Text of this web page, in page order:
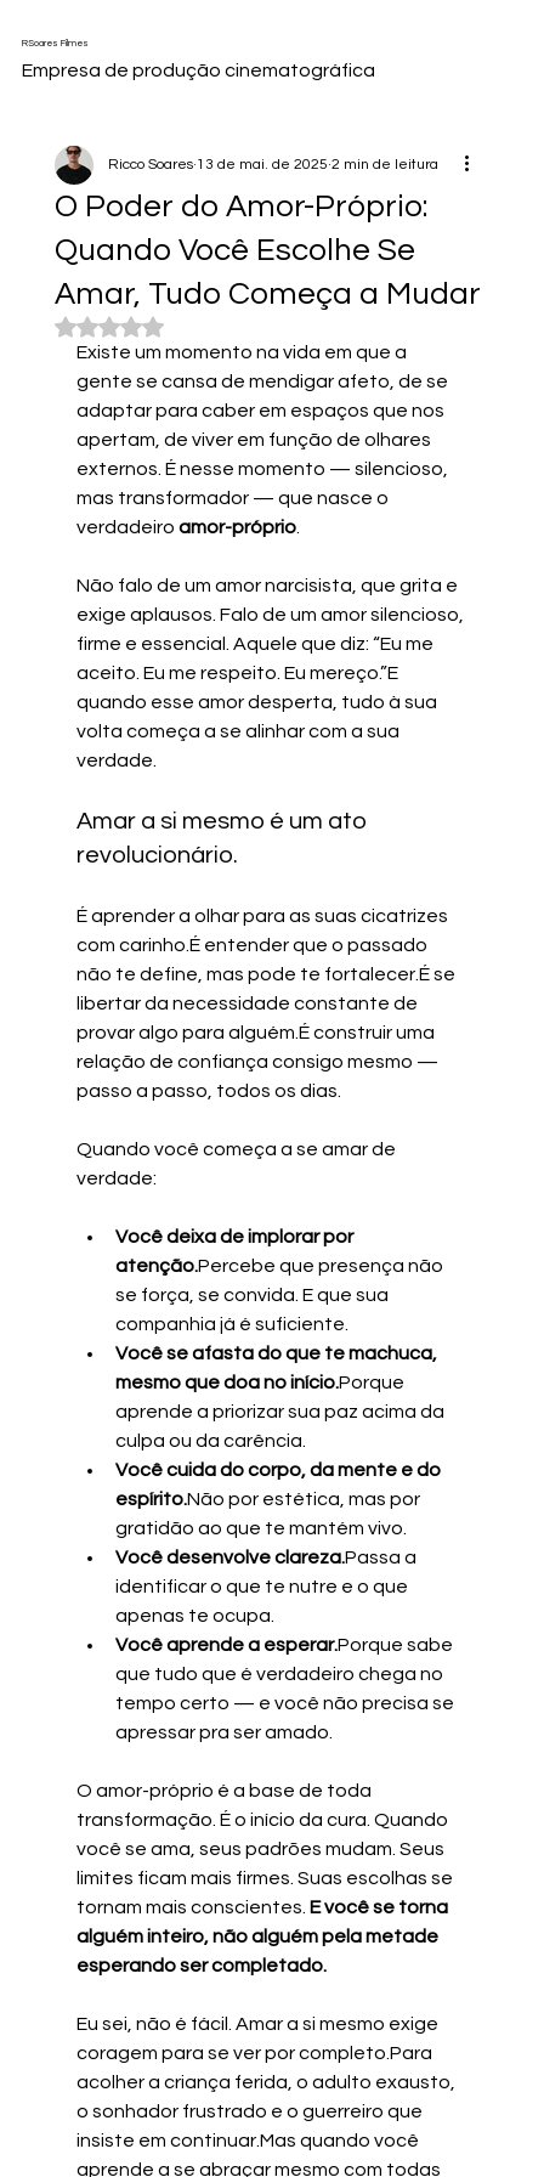
RSoares Filmes
Empresa de produção cinematográfica
O Poder do Amor-Próprio:
Quando Você Escolhe Se
Amar, Tudo Começa a Mudar
Ricco Soares 13 de mai. de 2025 2 min de leitura
Avaliado com NaN de 5 estrelas.
Existe um momento na vida em que a
gente se cansa de mendigar afeto, de se
adaptar para caber em espaços que nos
apertam, de viver em função de olhares
externos. É nesse momento — silencioso,
mas transformador — que nasce o
verdadeiro amor-próprio.
Não falo de um amor narcisista, que grita e
exige aplausos. Falo de um amor silencioso,
firme e essencial. Aquele que diz: “Eu me
aceito. Eu me respeito. Eu mereço.”E
quando esse amor desperta, tudo à sua
volta começa a se alinhar com a sua
verdade.
Amar a si mesmo é um ato
revolucionário.
É aprender a olhar para as suas cicatrizes
com carinho.É entender que o passado
não te define, mas pode te fortalecer.É se
libertar da necessidade constante de
provar algo para alguém.É construir uma
relação de confiança consigo mesmo —
passo a passo, todos os dias.
Quando você começa a se amar de
verdade:
Você deixa de implorar por
atenção.Percebe que presença não
se força, se convida. E que sua
companhia já é suficiente.
Você se afasta do que te machuca,
mesmo que doa no início.Porque
aprende a priorizar sua paz acima da
culpa ou da carência.
Você cuida do corpo, da mente e do
espírito.Não por estética, mas por
gratidão ao que te mantém vivo.
Você desenvolve clareza.Passa a
identificar o que te nutre e o que
apenas te ocupa.
Você aprende a esperar.Porque sabe
que tudo que é verdadeiro chega no
tempo certo — e você não precisa se
apressar pra ser amado.
O amor-próprio é a base de toda
transformação. É o início da cura. Quando
você se ama, seus padrões mudam. Seus
limites ficam mais firmes. Suas escolhas se
tornam mais conscientes. E você se torna
alguém inteiro, não alguém pela metade
esperando ser completado.
Eu sei, não é fácil. Amar a si mesmo exige
coragem para se ver por completo.Para
acolher a criança ferida, o adulto exausto,
o sonhador frustrado e o guerreiro que
insiste em continuar.Mas quando você
aprende a se abraçar mesmo com todas